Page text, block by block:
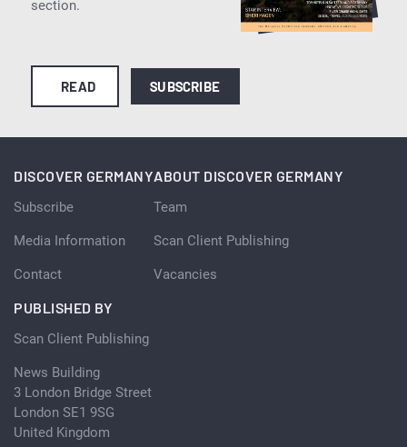
section.
READ SUBSCRIBE
DISCOVER GERMANY
Subscribe
Media Information
Contact
ABOUT DISCOVER GERMANY
Team
Scan Client Publishing
Vacancies
PUBLISHED BY
Scan Client Publishing
News Building
3 London Bridge Street
London SE1 9SG
United Kingdom